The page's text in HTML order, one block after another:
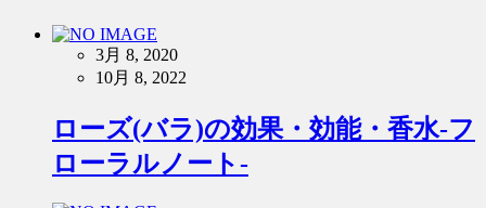
3月 8, 2020
10月 8, 2022
ローズ(バラ)の効果・効能・香水-フ
ローラルノート-